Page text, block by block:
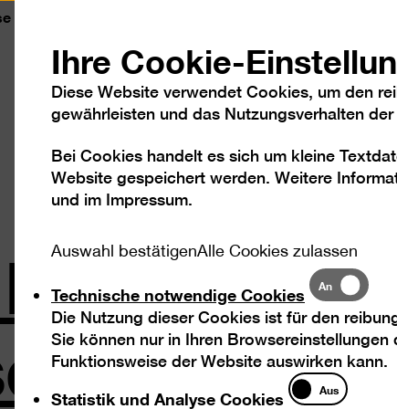
Besuch Ausstellungen
Ihre Cookie-
Diese Website verwendet Cookies, um den
gewährleisten und das Nutzungsverhalten
Bei Cookies handelt es sich um kleine
Website gespeichert werden. Weitere
und im Impressum.
Auswahl bestätigenAlle Cookies zulassen
Technische notwendige Cookies
Technische
notwendige
Cookies
An
Die Nutzung dieser Cookies ist für den
Sie können nur in Ihren
Funktionsweise der Website auswirken kann.
Statistik und Analyse Cookies
Statistik
und
Aus